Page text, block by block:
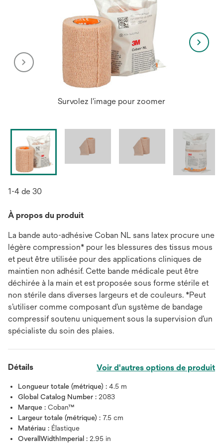
Survolez l'image pour zoomer
1-4 de 30
À propos du produit
La bande auto-adhésive Coban NL sans latex procure une
légère compression* pour les blessures des tissus mous
et peut être utilisée pour des applications cliniques de
maintien non adhésif. Cette bande médicale peut être
déchirée à la main et est proposée sous forme stérile et
non stérile dans diverses largeurs et de couleurs. *Peut
s’utiliser comme composant d’un système de bandage
compressif soutenu uniquement sous la supervision d’un
spécialiste du soin des plaies.
Détails Voir d'autres options de produit
Longueur totale (métrique) : 4.5 m
Global Catalog Number : 2083
Marque : Coban™
Largeur totale (métrique) : 7.5 cm
Matériau : Élastique
OverallWidthImperial : 2.95 in